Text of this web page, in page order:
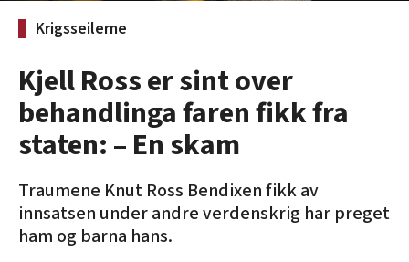
Krigsseilerne
Kjell Ross er sint over
behandlinga faren fikk fra
staten: – En skam
Traumene Knut Ross Bendixen fikk av
innsatsen under andre verdenskrig har preget
ham og barna hans.